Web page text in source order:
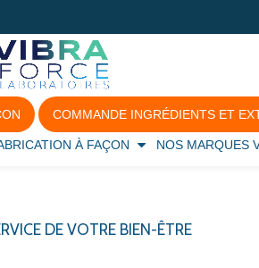
COMMANDE INGRÉDIENTS ET
À FAÇON NOS MARQUES
DE VOTRE BIEN-ÊTRE